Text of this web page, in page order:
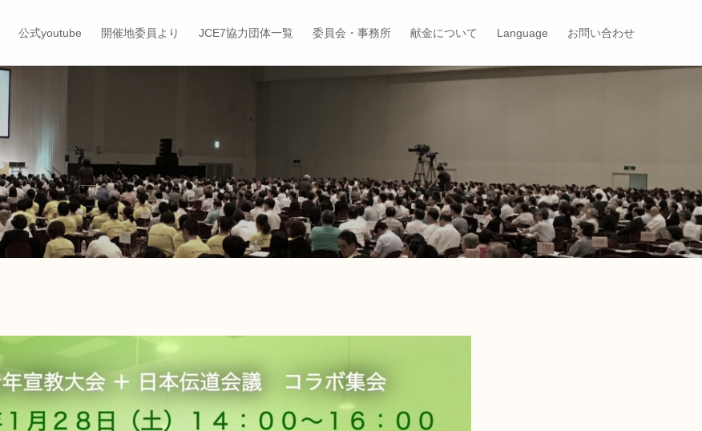
公式youtube 開催地委員より JCE7協力団体一覧 委員会・事務所 献金について Language お問い合わせ